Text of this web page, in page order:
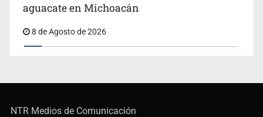
aguacate en Michoacán
8 de Agosto de 2026
NTR Medios de Comunicación